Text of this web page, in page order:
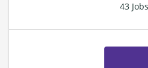
43 Jobs